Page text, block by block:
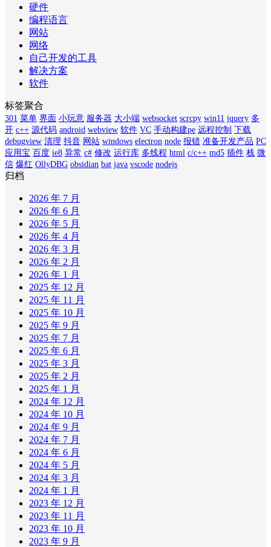
硬件
编程语言
网站
网络
自己开发的工具
解决方案
软件
标签聚合
301 菜单 界面 小玩意 服务器 大小端 websocket scrcpy win11 jquery 多
开 c++ 源代码 android webview 软件 VC 手动构建pe 远程控制 下载
debugview 清理 抖音 网站 windows electron node 报错 准备开发产品 PC
应用宝 百度 ie8 异常 c# 修改 运行库 多线程 html c/c++ md5 插件 栈 微
信 爆红 OllyDBG obsidian bat java vscode nodejs
归档
2026 年 7 月
2026 年 6 月
2026 年 5 月
2026 年 4 月
2026 年 3 月
2026 年 2 月
2026 年 1 月
2025 年 12 月
2025 年 11 月
2025 年 10 月
2025 年 9 月
2025 年 7 月
2025 年 6 月
2025 年 3 月
2025 年 2 月
2025 年 1 月
2024 年 12 月
2024 年 10 月
2024 年 9 月
2024 年 7 月
2024 年 6 月
2024 年 5 月
2024 年 3 月
2024 年 1 月
2023 年 12 月
2023 年 11 月
2023 年 10 月
2023 年 9 月